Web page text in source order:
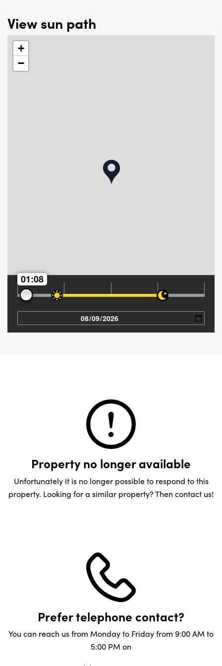
View sun path
+
−
01:08
Property no longer available
Unfortunately it is no longer possible to respond to this
property. Looking for a similar property? Then contact us!
Prefer telephone contact?
You can reach us from Monday to Friday from 9:00 AM to
5:00 PM on